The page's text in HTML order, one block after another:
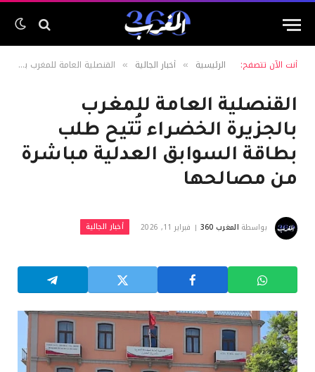
أنت الآن تتصفح: الرئيسية » أخبار الجالية » القنصلية العامة للمغرب بالجزيرة الخضراء تُتيح طلب بطاقة السوابق العدلية مباشرة من مصالحها
القنصلية العامة للمغرب
بالجزيرة الخضراء تُتيح طلب
بطاقة السوابق العدلية مباشرة
من مصالحها
بواسطة المغرب 360 فبراير 11, 2026 أخبار الجالية